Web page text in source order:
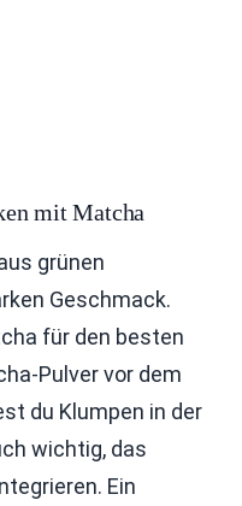
mit Matcha
grünen
Geschmack.
für den besten
Pulver vor dem
du Klumpen in der
wichtig, das
Ein